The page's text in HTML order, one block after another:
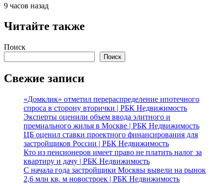
9 часов назад
Читайте также
Поиск
Поиск
Свежие записи
«Домклик» отметил перераспределение ипотечного
спроса в сторону вторички | РБК Недвижимость
Эксперты оценили объем ввода элитного и
премиального жилья в Москве | РБК Недвижимость
ЦБ оценил ставки проектного финансирования для
застройщиков России | РБК Недвижимость
Кто из пенсионеров имеет право не платить налог за
квартиру и дачу | РБК Недвижимость
С начала года застройщики Москвы вывели на рынок
2,6 млн кв. м новостроек | РБК Недвижимость